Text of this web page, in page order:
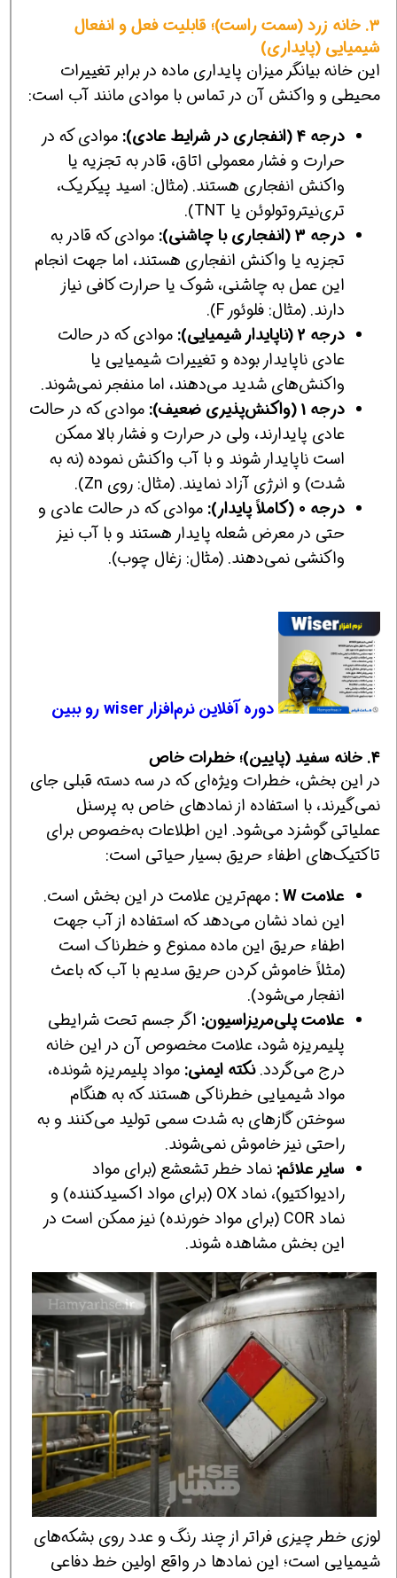
۳. خانه زرد (سمت راست)؛ قابلیت فعل و انفعال
شیمیایی (پایداری)
این خانه بیانگر میزان پایداری ماده در برابر تغییرات
محیطی و واکنش آن در تماس با موادی مانند آب است:
درجه 4 (انفجاری در شرایط عادی):
موادی که در
حرارت و فشار معمولی اتاق، قادر به تجزیه یا
واکنش انفجاری هستند. (مثال: اسید پیکریک،
تری‌نیتروتولوئن یا TNT).
درجه 3 (انفجاری با چاشنی):
موادی که قادر به
تجزیه یا واکنش انفجاری هستند، اما جهت انجام
این عمل به چاشنی، شوک یا حرارت کافی نیاز
دارند. (مثال: فلوئور F).
درجه 2 (ناپایدار شیمیایی):
موادی که در حالت
عادی ناپایدار بوده و تغییرات شیمیایی یا
واکنش‌های شدید می‌دهند، اما منفجر نمی‌شوند.
درجه 1 (واکنش‌پذیری ضعیف):
موادی که در حالت
عادی پایدارند، ولی در حرارت و فشار بالا ممکن
است ناپایدار شوند و با آب واکنش نموده (نه به
شدت) و انرژی آزاد نمایند. (مثال: روی Zn).
درجه 0 (کاملاً پایدار):
موادی که در حالت عادی و
حتی در معرض شعله پایدار هستند و با آب نیز
واکنشی نمی‌دهند. (مثال: زغال چوب).
دوره آفلاین نرم‌افزار wiser رو ببین
۴. خانه سفید (پایین)؛ خطرات خاص
در این بخش، خطرات ویژه‌ای که در سه دسته قبلی جای
نمی‌گیرند، با استفاده از نمادهای خاص به پرسنل
عملیاتی گوشزد می‌شود. این اطلاعات به‌خصوص برای
تاکتیک‌های اطفاء حریق بسیار حیاتی است:
علامت W :
مهم‌ترین علامت در این بخش است.
این نماد نشان می‌دهد که استفاده از آب جهت
اطفاء حریق این ماده ممنوع و خطرناک است
(مثلاً خاموش کردن حریق سدیم با آب که باعث
انفجار می‌شود).
علامت پلی‌مریزاسیون: اگر جسم تحت شرایطی
پلیمریزه شود، علامت مخصوص آن در این خانه
درج می‌گردد.نکته ایمنی: مواد پلیمریزه شونده،
مواد شیمیایی خطرناکی هستند که به هنگام
سوختن گازهای به شدت سمی تولید می‌کنند و به
راحتی نیز خاموش نمی‌شوند.
سایر علائم: نماد خطر تشعشع (برای مواد
رادیواکتیو)، نماد OX (برای مواد اکسیدکننده) و
نماد COR (برای مواد خورنده) نیز ممکن است در
این بخش مشاهده شوند.
لوزی خطر چیزی فراتر از چند رنگ و عدد روی بشکه‌های
شیمیایی است؛ این نمادها در واقع اولین خط دفاعی